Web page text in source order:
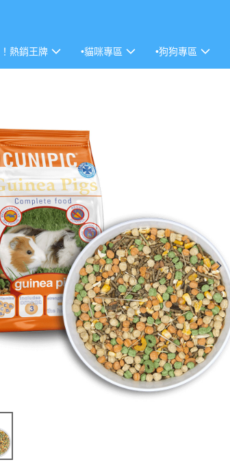
熱銷王牌 •貓咪專區 •狗狗專區